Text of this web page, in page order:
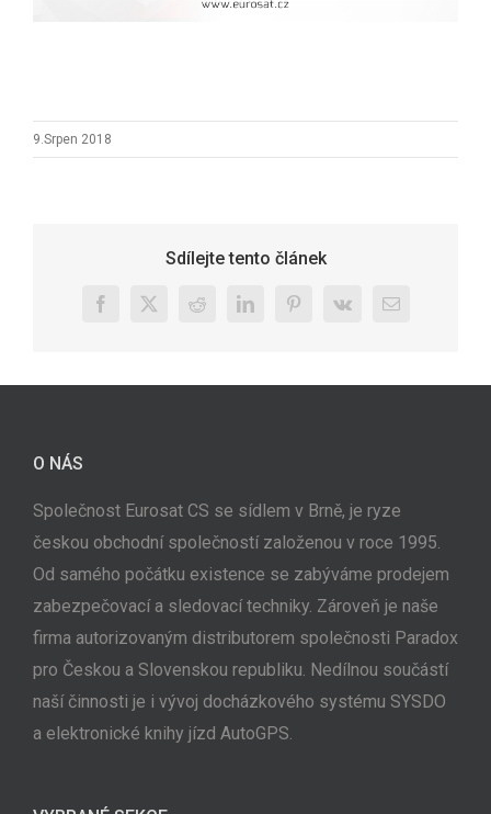
9.Srpen 2018
Sdílejte tento článek
Facebook
X RedditLinkedInPinterest
Vk
E-
O NÁS
Společnost Eurosat CS se sídlem v Brně, je ryze
českou obchodní společností založenou v roce 1995.
Od samého počátku existence se zabýváme prodejem
zabezpečovací a sledovací techniky. Zároveň je naše
firma autorizovaným distributorem společnosti Paradox
pro Českou a Slovenskou republiku. Nedílnou součástí
naší činnosti je i vývoj docházkového systému SYSDO
a elektronické knihy jízd AutoGPS.